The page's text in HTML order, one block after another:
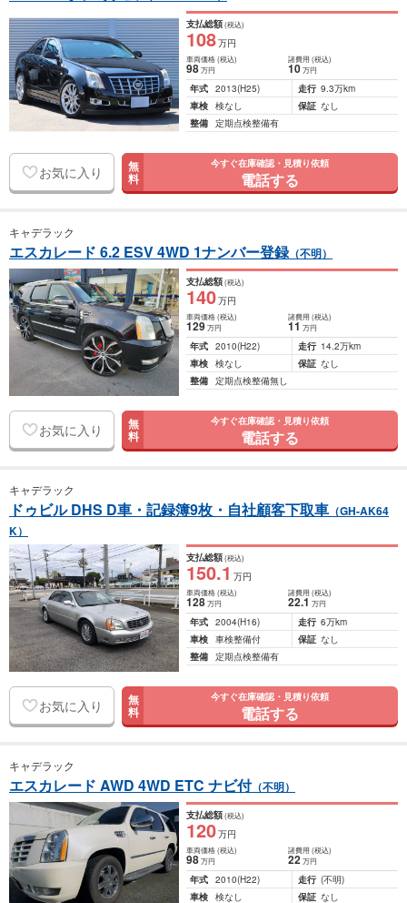
支払総額(税込)
108万円
車両価格(税込)
98万円
諸費用 (税込)
10 万円
年式 2013(H25) 走行 9.3万km
車検 検なし 保証 なし
整備 定期点検整備有
お気に入り 無
料
今すぐ在庫確認・見積り依頼
電話する
キャデラック
エスカレード 6.2 ESV 4WD 1ナンバー登録（不明）
支払総額(税込)
140万円
車両価格(税込)
129万円
諸費用 (税込)
11 万円
年式 2010(H22) 走行 14.2万km
車検 検なし 保証 なし
整備 定期点検整備無し
お気に入り 無
料
今すぐ在庫確認・見積り依頼
電話する
キャデラック
ドゥビル DHS D車・記録簿9枚・自社顧客下取車 （GH-AK64
K）
支払総額(税込)
150.1 万円
車両価格(税込)
128万円
諸費用 (税込)
22.1 万円
年式 2004(H16) 走行 6万km
車検 車検整備付 保証 なし
整備 定期点検整備有
お気に入り 無
料
今すぐ在庫確認・見積り依頼
電話する
キャデラック
エスカレード AWD 4WD ETC ナビ付（不明）
支払総額(税込)
120万円
車両価格(税込)
98万円
諸費用 (税込)
22 万円
年式 2010(H22) 走行 (不明)
車検 検なし 保証 なし